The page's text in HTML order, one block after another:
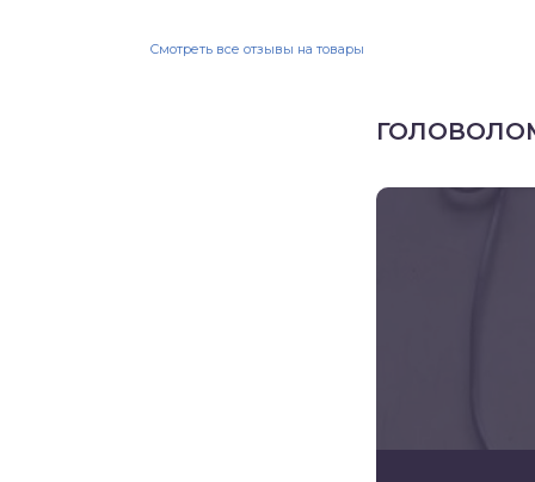
Смотреть все отзывы на товары